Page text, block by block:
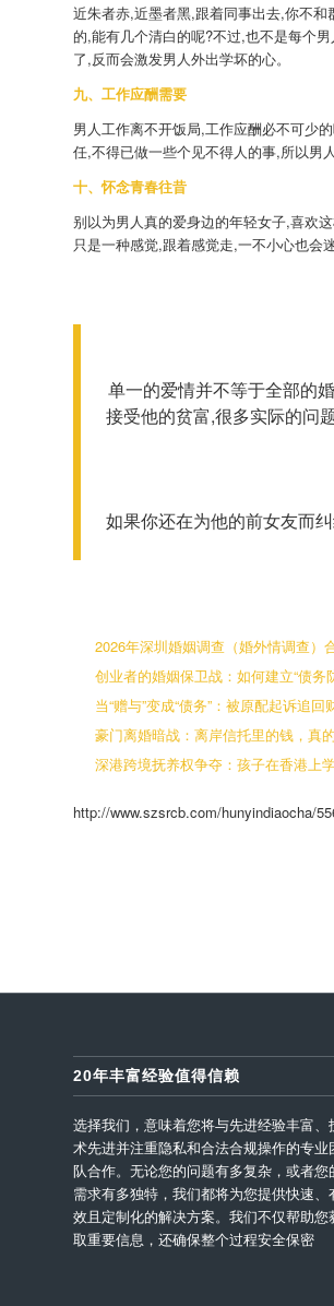
近朱者赤,近墨者黑,跟着同事出去,你不和
的,能有几个清白的呢?不过,也不是每个
了,反而会激发男人外出学坏的心。
九、工作应酬需要
男人工作离不开饭局,工作应酬必不可少
任,不得已做一些个见不得人的事,所以男
十、怀念青春往昔
别以为男人真的爱身边的年轻女子,喜欢
只是一种感觉,跟着感觉走,一不小心也会
单一的爱情并不等于全部的
接受他的贫富,很多实际的问
如果你还在为他的前女友而
2026年深圳婚姻调查（婚外情调查）
创业者的婚姻保卫战：如何建立“债务
当“赠与”变成“债务”：被原配起诉追
豪门离婚暗战：离岸信托里的钱，真
深港跨境抚养权争夺：孩子在香港上
http://www.szsrcb.com/hunyindiaocha/
20年丰富经验值得信赖
选择我们，意味着您将与先进经验丰富、
术先进并注重隐私和合法合规操作的专业
队合作。无论您的问题有多复杂，或者您
需求有多独特，我们都将为您提供快速、
效且定制化的解决方案。我们不仅帮助您
取重要信息，还确保整个过程安全保密